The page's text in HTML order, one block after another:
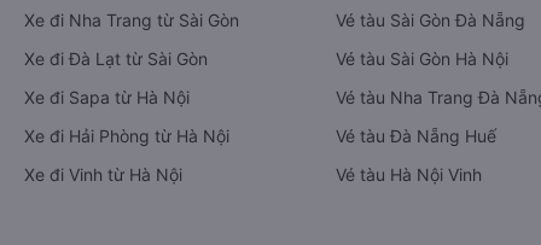
Xe đi Nha Trang từ Sài Gòn
Xe đi Đà Lạt từ Sài Gòn
Xe đi Sapa từ Hà Nội
Xe đi Hải Phòng từ Hà Nội
Xe đi Vinh từ Hà Nội
Vé tàu Sài Gòn Đà Nẵng
Vé tàu Sài Gòn Hà Nội
Vé tàu Nha Trang Đà
Vé tàu Đà Nẵng Huế
Vé tàu Hà Nội Vinh